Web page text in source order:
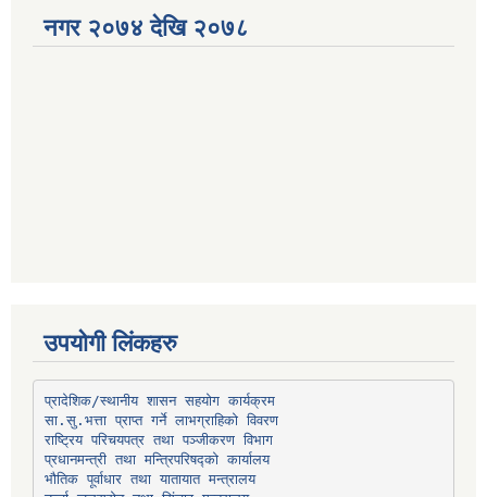
नगर २०७४ देखि २०७८
उपयोगी लिंकहरु
प्रादेशिक/स्थानीय शासन सहयोग कार्यक्रम
सा.सु.भत्ता प्राप्त गर्ने लाभग्राहिको विवरण
राष्ट्रिय परिचयपत्र तथा पञ्‍जीकरण विभाग
प्रधानमन्त्री तथा मन्त्रिपरिषद्को कार्यालय
भौतिक पूर्वाधार तथा यातायात मन्त्रालय